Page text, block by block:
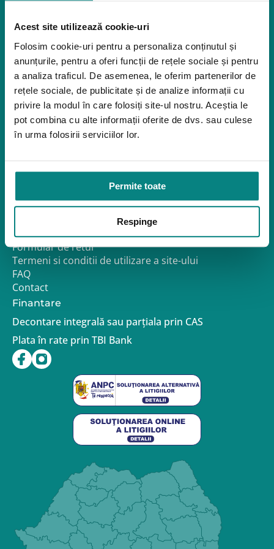
Acest site utilizează cookie-uri
Folosim cookie-uri pentru a personaliza conținutul și
anunțurile, pentru a oferi funcții de rețele sociale și pentru
a analiza traficul. De asemenea, le oferim partenerilor de
rețele sociale, de publicitate și de analize informații cu
privire la modul în care folosiți site-ul nostru. Aceștia le
pot combina cu alte informații oferite de dvs. sau culese
în urma folosirii serviciilor lor.
Permite toate
Respinge
recuperarea posturală
Rampe pentru scaune cu rotile
Închiriere platforme șenilate
Închiriere rampe acces
Produse pentru adulţi
Apnee în somn
Orteze
Oxigenoterapia
Paturi de spital si saltele
Link-uri utile
Politica de confidentialitate – GDPR
Politica de Reclamații și Retururi
Formular de retur
Termeni si conditii de utilizare a site-ului
FAQ
Contact
Finantare
Decontare integrală sau parțiala prin CAS
Plata în rate prin TBI Bank